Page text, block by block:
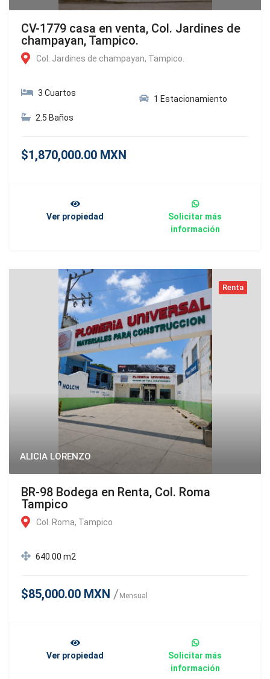
CV-1779 casa en venta, Col. Jardines de
champayan, Tampico.
Col. Jardines de champayan, Tampico.
3 Cuartos
2.5 Baños
1 Estacionamiento
$1,870,000.00 MXN
Ver propiedad
Solicitar más
información
Renta
ALICIA LORENZO
BR-98 Bodega en Renta, Col. Roma
Tampico
Col. Roma, Tampico
640.00 m2
$85,000.00 MXN Mensual
Ver propiedad
Solicitar más
información